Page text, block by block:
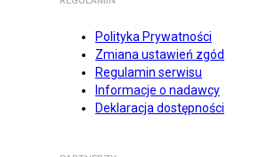
Polityka Prywatności
Zmiana ustawień zgód
Regulamin serwisu
Informacje o nadawcy
Deklaracja dostępności